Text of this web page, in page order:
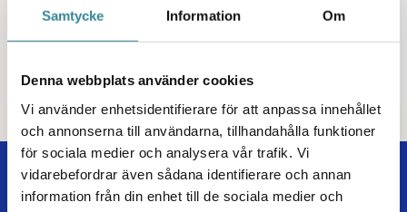
Samtycke Information Om
Denna webbplats använder cookies
Vi använder enhetsidentifierare för att anpassa innehållet
och annonserna till användarna, tillhandahålla funktioner
för sociala medier och analysera vår trafik. Vi
vidarebefordrar även sådana identifierare och annan
information från din enhet till de sociala medier och
hemförhållanden. Kanske kan du känna igen dig?
Våra stöd och aktiviteter